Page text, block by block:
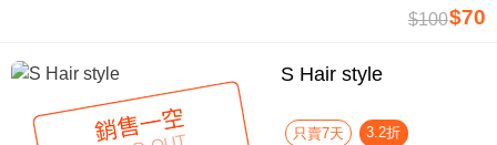
$100$70
S Hair style
只賣7天 3.2折